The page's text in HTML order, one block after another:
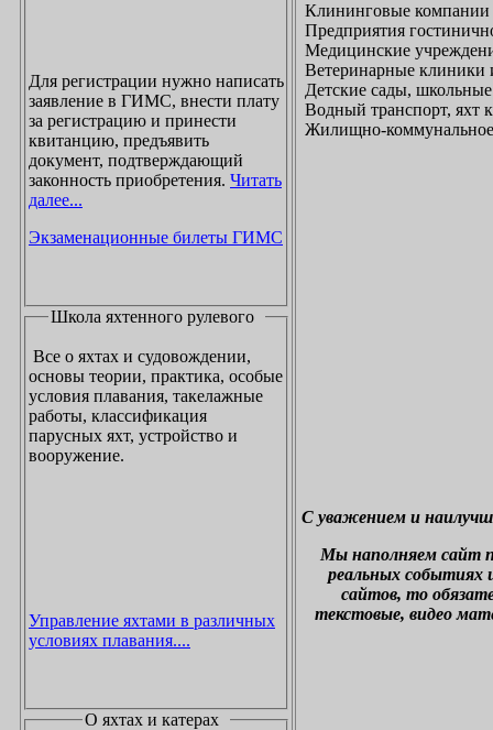
Для регистрации нужно написать
заявление в ГИМС, внести плату
за регистрацию и принести
квитанцию, предъявить
документ, подтверждающий
законность приобретения. Читать
далее...
Экзаменационные билеты ГИМС
Школа яхтенного рулевого
Все о яхтах и судовождении,
основы теории, практика, особые
условия плавания, такелажные
работы, классификация
парусных яхт, устройство и
вооружение.
Управление яхтами в различных
условиях плавания....
О яхтах и катерах
Клининговые компании
Предприятия
Медицинские
Ветеринарные клиники
Детские сады,
Водный транспорт,
Жилищно-коммунальное
С уважением и
Мы наполняем сайт
реальных событиях
сайтов, то
текстовые, видео